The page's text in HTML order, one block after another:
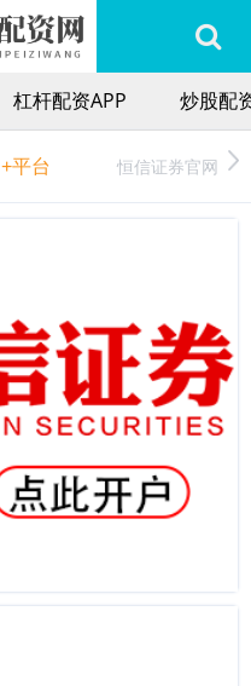
杠杆配资APP 炒股配
+平台 恒信证券官网